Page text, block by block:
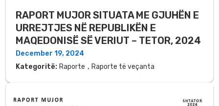
RAPORT MUJOR SITUATA ME GJUHËN E
URREJTJES NË REPUBLIKËN E
MAQEDONISË SË VERIUT – TETOR, 2024
December 19, 2024
Kategoritë: Raporte , Raporte të veçanta